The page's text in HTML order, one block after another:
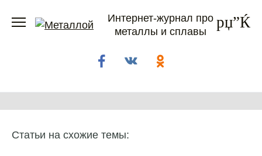
Интернет-журнал про
металлы и сплавы
Статьи на схожие темы: